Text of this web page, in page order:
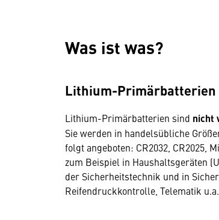
Was ist was?
Lithium-Primärbatterien
Lithium-Primärbatterien sind nicht
Sie werden in handelsübliche
folgt angeboten: CR2032, CR2025,
zum Beispiel in Haushaltsgeräten
der Sicherheitstechnik und in
Reifendruckkontrolle, Telematik